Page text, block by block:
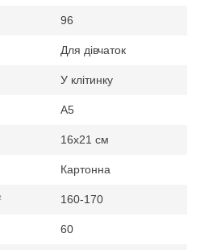
96
Для дівчаток
У клітинку
А5
16х21 см
Картонна
160-170
60